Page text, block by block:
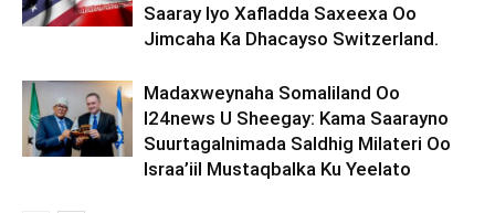
Saaray Iyo Xafladda Saxeexa Oo
Jimcaha Ka Dhacayso Switzerland.
Madaxweynaha Somaliland Oo
I24news U Sheegay: Kama Saarayno
Suurtagalnimada Saldhig Milateri Oo
Israa’iil Mustaqbalka Ku Yeelato